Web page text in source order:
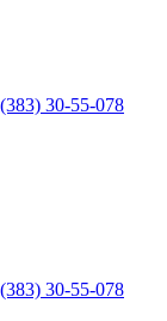
(383) 30-55-078
(383) 30-55-078